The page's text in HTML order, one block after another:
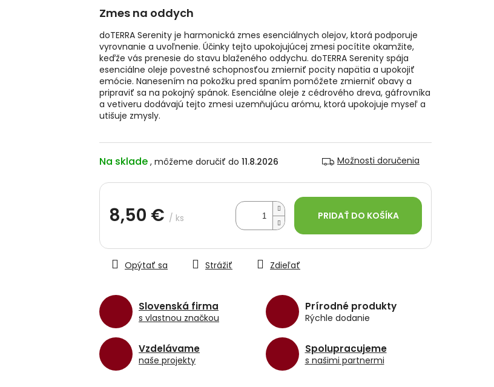
Na sklade 11.8.2026 Možnosti doručenia
8,50 € / ks
cena:
PRIDAŤ DO KOŠÍKA
Slovenská firma
s vlastnou značkou
Prírodné produkty
Rýchle dodanie
Vzdelávame
naše projekty
Spolupracujeme
s našimi partnermi
Zmes na oddych
doTERRA Serenity je harmonická zmes esenciálnych olejov, ktorá podporuje
vyrovnanie a uvoľnenie. Účinky tejto upokojujúcej zmesi pocítite okamžite,
keďže vás prenesie do stavu blaženého oddychu. doTERRA Serenity spája
esenciálne oleje povestné schopnosťou zmierniť pocity napätia a upokojiť
emócie. Nanesením na pokožku pred spaním pomôžete zmierniť obavy a
pripraviť sa na pokojný spánok. Esenciálne oleje z cédrového dreva, gáfrovníka
a vetiveru dodávajú tejto zmesi uzemňujúcu arómu, ktorá upokojuje myseľ a
utišuje zmysly.
Opýtať sa Strážiť Zdieľať
hviezdičiek.